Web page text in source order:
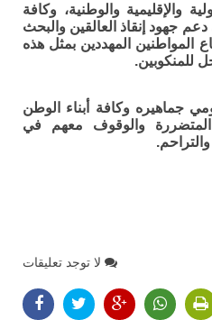
والإقليمية والوطنية، وكافة
دعم جهود إنقاذ العالقين والبحث
المواطنين المهددين بمثل هذه
للمنكوبين.
جماهيره وكافة أبناء الوطن
والوقوف معهم في
لا توجد تعليقات